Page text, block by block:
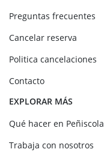
Preguntas frecuentes
Cancelar reserva
Politica cancelaciones
Contacto
EXPLORAR MÁS
Qué hacer en Peñiscola
Trabaja con nosotros